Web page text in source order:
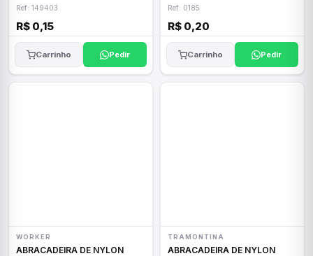
Ref: 149403
R$ 0,15
Carrinho Pedir
Ref: 0185
R$ 0,20
Carrinho Pedir
WORKER
ABRACADEIRA DE NYLON
TRAMONTINA
ABRACADEIRA DE NYLON